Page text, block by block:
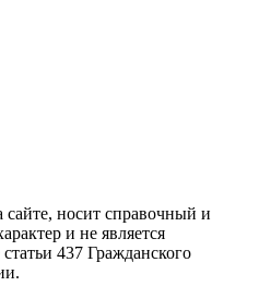
носит справочный и
и не является
437 Гражданского